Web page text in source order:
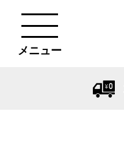
メニュー